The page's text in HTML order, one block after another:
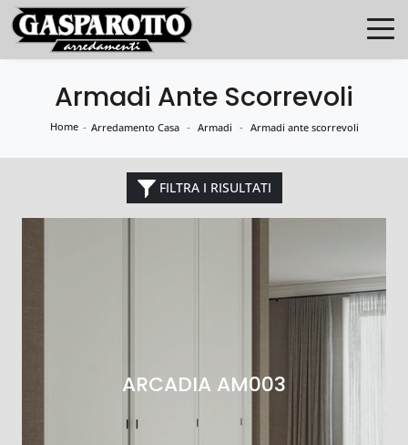
Armadi Ante Scorrevoli
Home - Arredamento Casa - Armadi - Armadi ante scorrevoli
FILTRA I RISULTATI
ARCADIA AM003